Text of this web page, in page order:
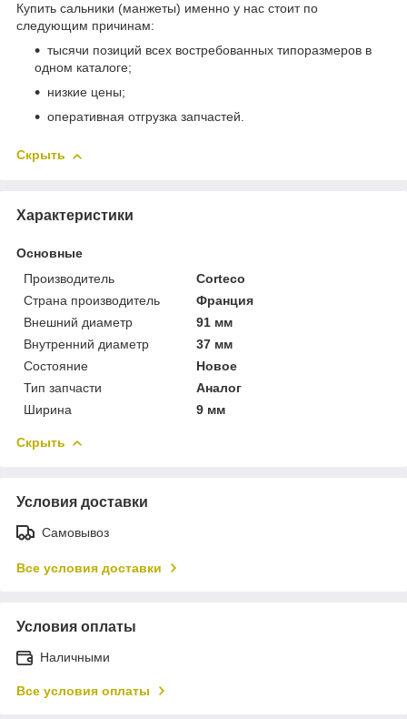
Купить сальники (манжеты) именно у нас стоит по
следующим причинам:
тысячи позиций всех востребованных типоразмеров в
одном каталоге;
низкие цены;
оперативная отгрузка запчастей.
Скрыть
Характеристики
Основные
Производитель
Corteco
Страна производитель
Франция
Внешний диаметр
91 мм
Внутренний диаметр
37 мм
Состояние
Новое
Тип запчасти
Аналог
Ширина
9 мм
Скрыть
Условия доставки
Самовывоз
Все условия доставки
Условия оплаты
Наличными
Все условия оплаты